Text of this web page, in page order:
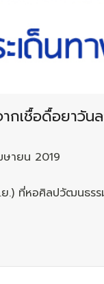
กเชื้อดื้อยาวัน
ษายน 2019
.) ที่หอศิลปวัฒนธรร